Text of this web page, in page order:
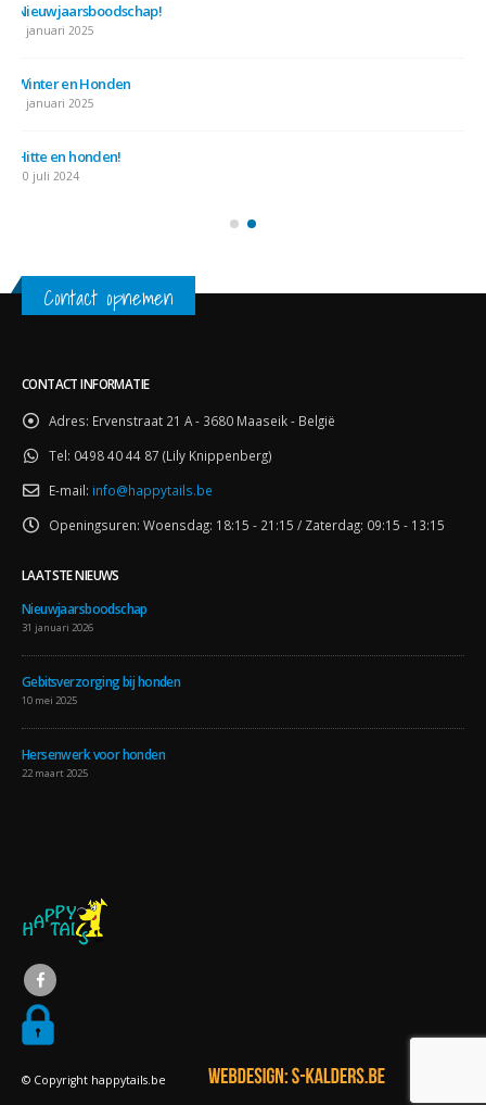
Nieuwjaarsboodschap!
7 januari 2025
Winter en Honden
7 januari 2025
Hitte en honden!
10 juli 2024
Contact opnemen
CONTACT INFORMATIE
Adres: Ervenstraat 21 A - 3680 Maaseik - België
Tel: 0498 40 44 87 (Lily Knippenberg)
E-mail: info@happytails.be
Openingsuren: Woensdag: 18:15 - 21:15 / Zaterdag: 09:15 - 13:15
LAATSTE NIEUWS
Nieuwjaarsboodschap
31 januari 2026
Gebitsverzorging bij honden
10 mei 2025
Hersenwerk voor honden
22 maart 2025
© Copyright happytails.be